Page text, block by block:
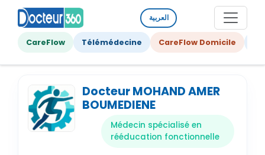
العربية
CareFlow Télémédecine CareFlow Domicile
Docteur MOHAND AMER
BOUMEDIENE
Médecin spécialisé en
rééducation fonctionnelle